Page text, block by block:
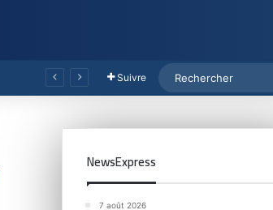
Suivre
NewsExpress
7 août 2026